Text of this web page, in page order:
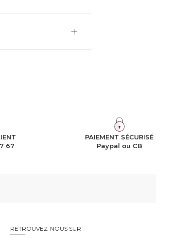
67
PAIEMENT SÉCURISÉ
Paypal ou CB
RETROUVEZ-NOUS SUR